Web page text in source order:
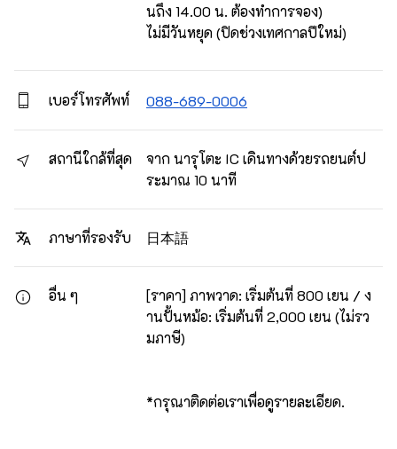
นถึง 14.00 น. ต้องทำการจอง)
ไม่มีวันหยุด (ปิดช่วงเทศกาลปีใหม่)
เบอร์โทรศัพท์ 088-689-0006
สถานีใกล้ที่สุด
จาก นารุโตะ IC เดินทางด้วยรถยนต์ป
ระมาณ 10 นาที
ภาษาที่รองรับ 日本語
อื่น ๆ
[ราคา] ภาพวาด: เริ่มต้นที่ 800 เยน / ง
านปั้นหม้อ: เริ่มต้นที่ 2,000 เยน (ไม่รว
มภาษี)
*กรุณาติดต่อเราเพื่อดูรายละเอียด.